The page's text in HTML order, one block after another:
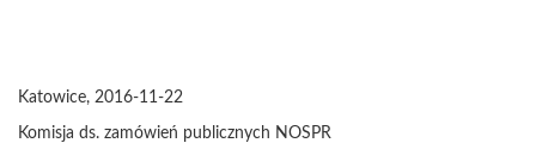
Katowice, 2016-11-22
Komisja ds. zamówień publicznych NOSPR